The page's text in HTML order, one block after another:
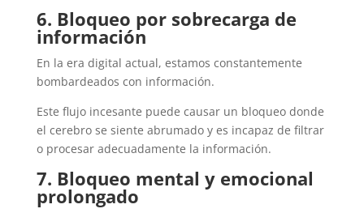
6. Bloqueo por sobrecarga de
información
En la era digital actual, estamos constantemente
bombardeados con información.
Este flujo incesante puede causar un bloqueo donde
el cerebro se siente abrumado y es incapaz de filtrar
o procesar adecuadamente la información.
7. Bloqueo mental y emocional
prolongado